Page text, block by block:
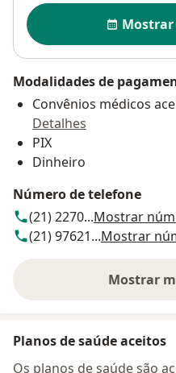
Disponibilidade
Modalidades de
Convênios médicos
Detalhes
PIX
Dinheiro
Número de telefone
(21) 2270...Mostrar
(21) 97621...Mostrar
Mostrar
Planos de saúde aceitos
Os planos de saúde são